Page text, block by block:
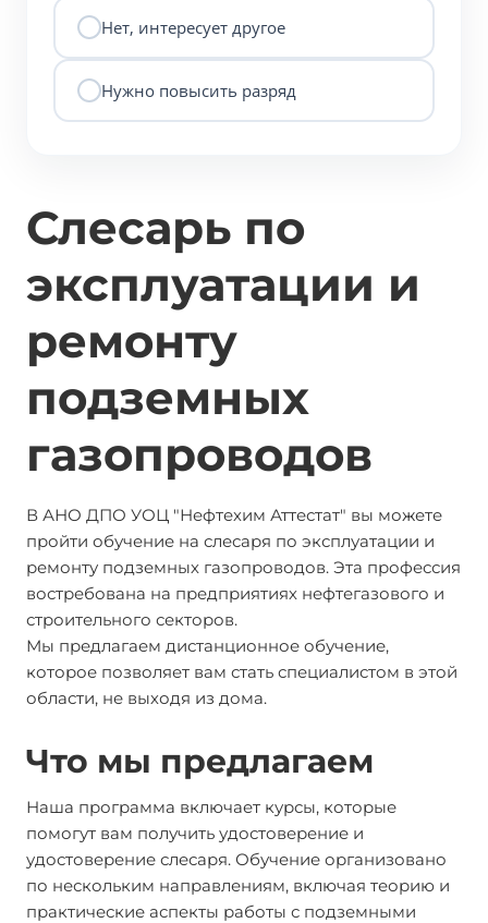
Нет, интересует другое
Нужно повысить разряд
Слесарь по
эксплуатации и
ремонту
подземных
газопроводов
В АНО ДПО УОЦ "Нефтехим Аттестат" вы можете
пройти обучение на слесаря по эксплуатации и
ремонту подземных газопроводов. Эта профессия
востребована на предприятиях нефтегазового и
строительного секторов.
Мы предлагаем дистанционное обучение,
которое позволяет вам стать специалистом в этой
области, не выходя из дома.
Что мы предлагаем
Наша программа включает курсы, которые
помогут вам получить удостоверение и
удостоверение слесаря. Обучение организовано
по нескольким направлениям, включая теорию и
практические аспекты работы с подземными